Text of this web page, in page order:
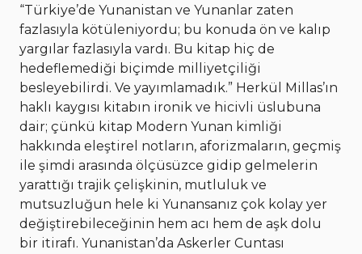
“Türkiye’de Yunanistan ve Yunanlar zaten
fazlasıyla kötüleniyordu; bu konuda ön ve kalıp
yargılar fazlasıyla vardı. Bu kitap hiç de
hedeflemediği biçimde milliyetçiliği
besleyebilirdi. Ve yayımlamadık.” Herkül Millas’ın
haklı kaygısı kitabın ironik ve hicivli üslubuna
dair; çünkü kitap Modern Yunan kimliği
hakkında eleştirel notların, aforizmaların, geçmiş
ile şimdi arasında ölçüsüzce gidip gelmelerin
yarattığı trajik çelişkinin, mutluluk ve
mutsuzluğun hele ki Yunansanız çok kolay yer
değiştirebileceğinin hem acı hem de aşk dolu
bir itirafı. Yunanistan’da Askerler Cuntası